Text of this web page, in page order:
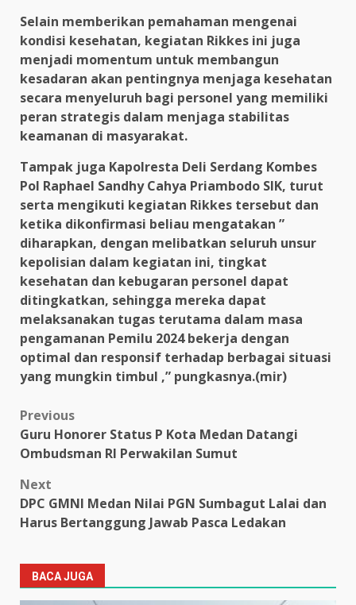
Selain memberikan pemahaman mengenai
kondisi kesehatan, kegiatan Rikkes ini juga
menjadi momentum untuk membangun
kesadaran akan pentingnya menjaga kesehatan
secara menyeluruh bagi personel yang memiliki
peran strategis dalam menjaga stabilitas
keamanan di masyarakat.
Tampak juga Kapolresta Deli Serdang Kombes
Pol Raphael Sandhy Cahya Priambodo SIK, turut
serta mengikuti kegiatan Rikkes tersebut dan
ketika dikonfirmasi beliau mengatakan ”
diharapkan, dengan melibatkan seluruh unsur
kepolisian dalam kegiatan ini, tingkat
kesehatan dan kebugaran personel dapat
ditingkatkan, sehingga mereka dapat
melaksanakan tugas terutama dalam masa
pengamanan Pemilu 2024 bekerja dengan
optimal dan responsif terhadap berbagai situasi
yang mungkin timbul ,” pungkasnya.(mir)
Post
navigation
Previous
Guru Honorer Status P Kota Medan Datangi
Ombudsman RI Perwakilan Sumut
Next
DPC GMNI Medan Nilai PGN Sumbagut Lalai dan
Harus Bertanggung Jawab Pasca Ledakan
BACA JUGA